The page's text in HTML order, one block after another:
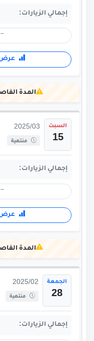
إجمالي الزيارات:
عرض
المدة
السبت
15
2025/03
منتهية
إجمالي الزيارات:
عرض
المدة
الجمعة
28
2025/02
منتهية
إجمالي الزيارات: